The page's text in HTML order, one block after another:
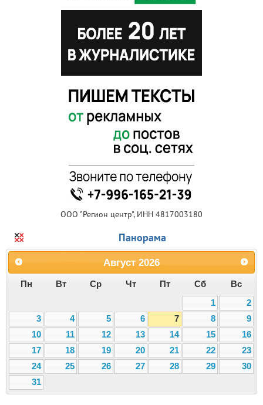
ООО "Регион центр", ИНН 4817003180
Панорама
Август 2026
Пн Вт Ср Чт Пт Сб
Вс
1
2
3
4 5 6 7 8
9
10
11 12 13 14 15
16
17
18 19 20 21 22
23
24
25 26 27 28 29
30
31